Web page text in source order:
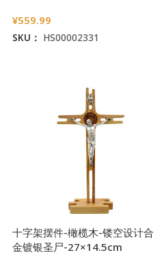
¥559.99
SKU： HS00002331
十字架摆件-橄榄木-镂空设计合
金镀银圣尸-27×14.5cm